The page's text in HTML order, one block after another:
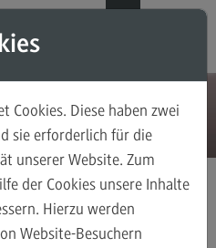
Modul-O-Mat
Detail
Cookies. Diese haben zwei
sie erforderlich für die
unserer Website. Zum
der Cookies unsere Inhalte
Hierzu werden
Website-Besuchern